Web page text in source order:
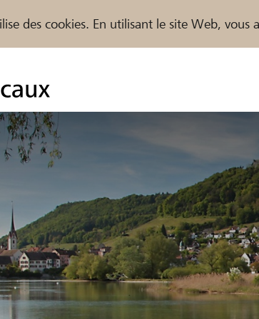
des cookies. En utilisant le site Web, vous
Soutien & assistance
et des organisations